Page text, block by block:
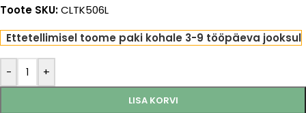
Toote SKU:CLTK506L
Ettetellimisel toome paki kohale 3-9 tööpäeva jooksul
- +
LISA KORVI